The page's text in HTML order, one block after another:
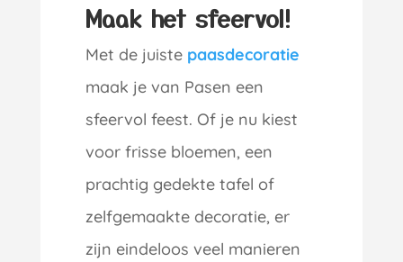
Maak het sfeervol!
Met de juiste paasdecoratie
maak je van Pasen een
sfeervol feest. Of je nu kiest
voor frisse bloemen, een
prachtig gedekte tafel of
zelfgemaakte decoratie, er
zijn eindeloos veel manieren